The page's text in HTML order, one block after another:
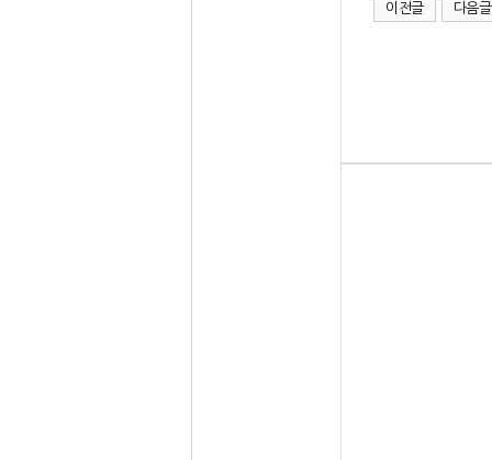
이전글 다음글